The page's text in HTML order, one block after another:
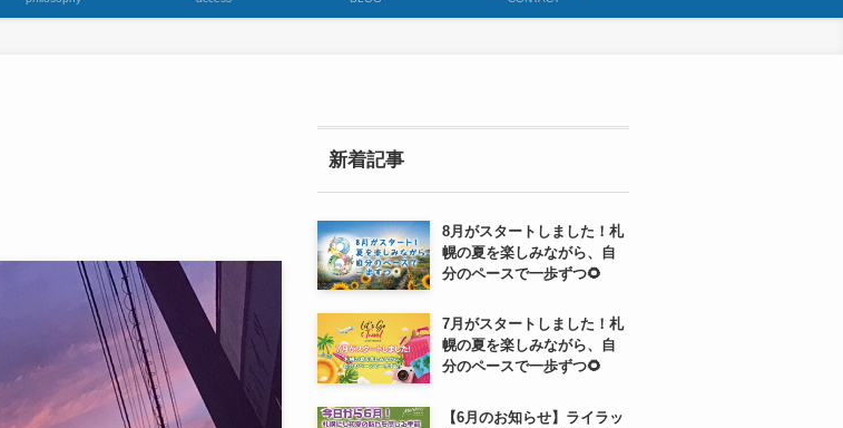
新着記事
8月がスタートしました！札
幌の夏を楽しみながら、自
分のペースで一歩ずつ🌻
7月がスタートしました！札
幌の夏を楽しみながら、自
分のペースで一歩ずつ🌻
【6月のお知らせ】ライラッ